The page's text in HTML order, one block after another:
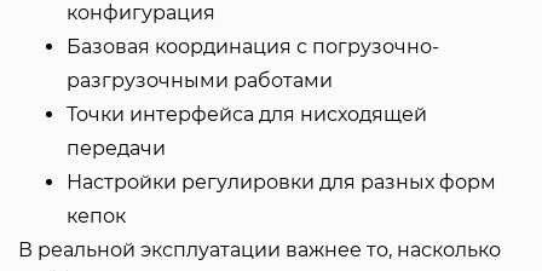
конфигурация
Базовая координация с погрузочно-
разгрузочными работами
Точки интерфейса для нисходящей
передачи
Настройки регулировки для разных форм
кепок
В реальной эксплуатации важнее то, насколько